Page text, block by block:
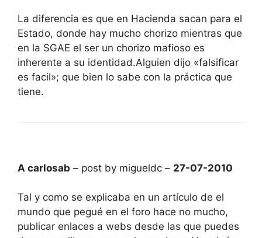
La diferencia es que en Hacienda sacan para el
Estado, donde hay mucho chorizo mientras que
en la SGAE el ser un chorizo mafioso es
inherente a su identidad.Alguien dijo «falsificar
es facil»; que bien lo sabe con la práctica que
tiene.
A carlosab – post by migueldc – 27-07-2010
Tal y como se explicaba en un artículo de el
mundo que pegué en el foro hace no mucho,
publicar enlaces a webs desde las que puedes